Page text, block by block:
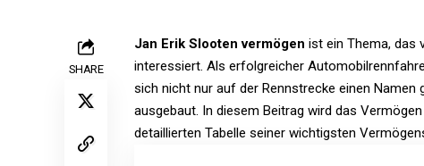
SHARE
Jan Erik Slooten vermögen ist ein Thema, das
interessiert. Als erfolgreicher
sich nicht nur auf der Rennstrecke einen
ausgebaut. In diesem Beitrag wird das
detaillierten Tabelle seiner wichtigsten